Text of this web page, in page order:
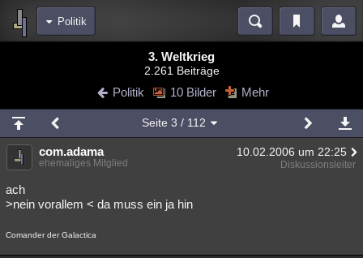
Politik
Blogs Videos
Chat Wiki Neuigkeiten
meine Rubriken
Menschen Wissenschaft Mystery Kriminalfälle
Spiritualität
3. Weltkrieg
2.261 Beiträge
Politik 10 Bilder Mehr
Seite3 / 112
com.adama 10.02.2006 um 22:25
ehemaliges Mitglied Diskussionsleiter
ach
>nein vorallem < da muss ein ja hin
Comander der Galactica